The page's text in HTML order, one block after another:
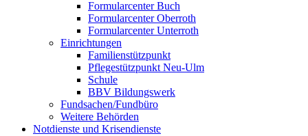
Formularcenter Buch
Formularcenter Oberroth
Formularcenter Unterroth
Einrichtungen
Familienstützpunkt
Pflegestützpunkt Neu-Ulm
Schule
BBV Bildungswerk
Fundsachen/Fundbüro
Weitere Behörden
Notdienste und Krisendienste